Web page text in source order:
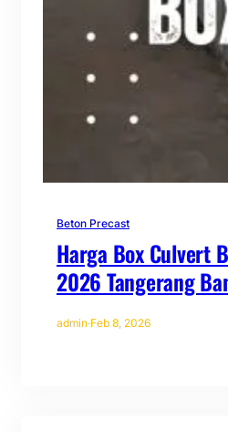
Beton Precast
Harga Box Culvert
2026 Tangerang
admin·Feb 8, 2026